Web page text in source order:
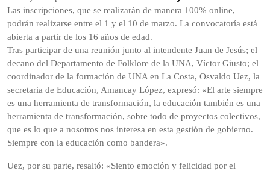
Las inscripciones, que se realizarán de manera 100% online,
podrán realizarse entre el 1 y el 10 de marzo. La convocatoría está
abierta a partir de los 16 años de edad.
Tras participar de una reunión junto al intendente Juan de Jesús; el
decano del Departamento de Folklore de la UNA, Víctor Giusto; el
coordinador de la formación de UNA en La Costa, Osvaldo Uez, la
secretaria de Educación, Amancay López, expresó: «El arte siempre
es una herramienta de transformación, la educación también es una
herramienta de transformación, sobre todo de proyectos colectivos,
que es lo que a nosotros nos interesa en esta gestión de gobierno.
Siempre con la educación como bandera».
Uez, por su parte, resaltó: «Siento emoción y felicidad por el